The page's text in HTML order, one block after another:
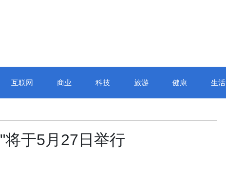
互联网 商业 科技 旅游 健康 生活
于5月27日举行